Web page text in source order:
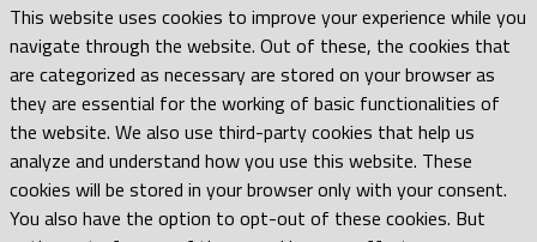
This website uses cookies to improve your experience while you
navigate through the website. Out of these, the cookies that
are categorized as necessary are stored on your browser as
they are essential for the working of basic functionalities of
the website. We also use third-party cookies that help us
analyze and understand how you use this website. These
cookies will be stored in your browser only with your consent.
You also have the option to opt-out of these cookies. But